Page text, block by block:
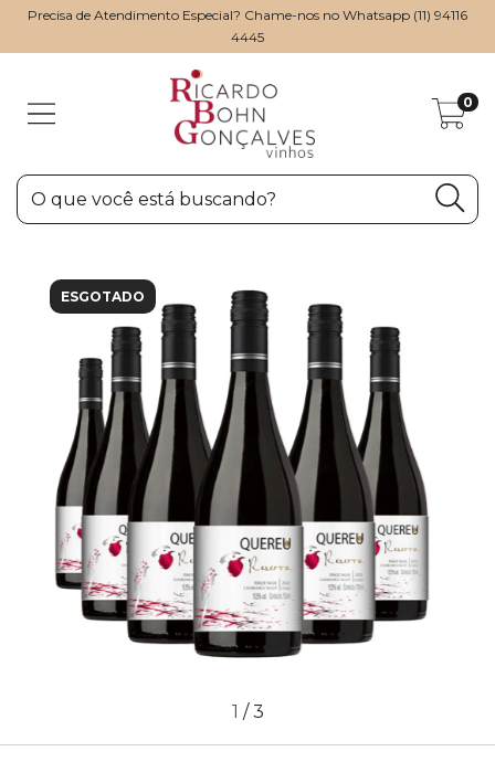
Precisa de Atendimento Especial? Chame-nos no Whatsapp (11) 94116
4445
0
ESGOTADO
1 /3